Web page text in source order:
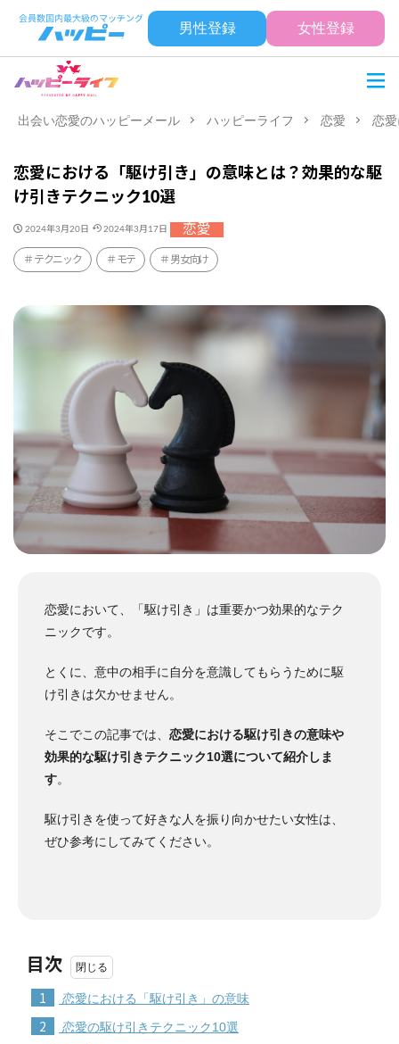
男性登録 女性登録
出会い恋愛のハッピーメール ハッピーライフ 恋愛 恋
恋愛における「駆け引き」の意味とは？効果的な駆
け引きテクニック10選
2024年3月20日 2024年3月17日 恋愛
テクニック モテ 男女向け
恋愛において、「駆け引き」は重要かつ効果的なテク
ニックです。
とくに、意中の相手に自分を意識してもらうために駆
け引きは欠かせません。
そこでこの記事では、 恋愛における駆け引きの意味や
効果的な駆け引きテクニック10選について紹介しま
す。
駆け引きを使って好きな人を振り向かせたい女性は、
ぜひ参考にしてみてください。
目次
1 恋愛における「駆け引き」の意味
2 恋愛の駆け引きテクニック10選